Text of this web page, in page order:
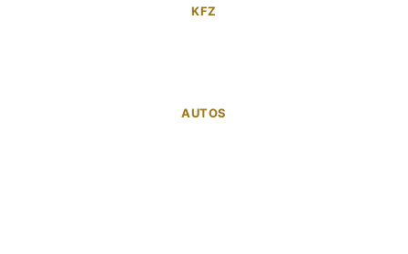
KFZ
AUTOS